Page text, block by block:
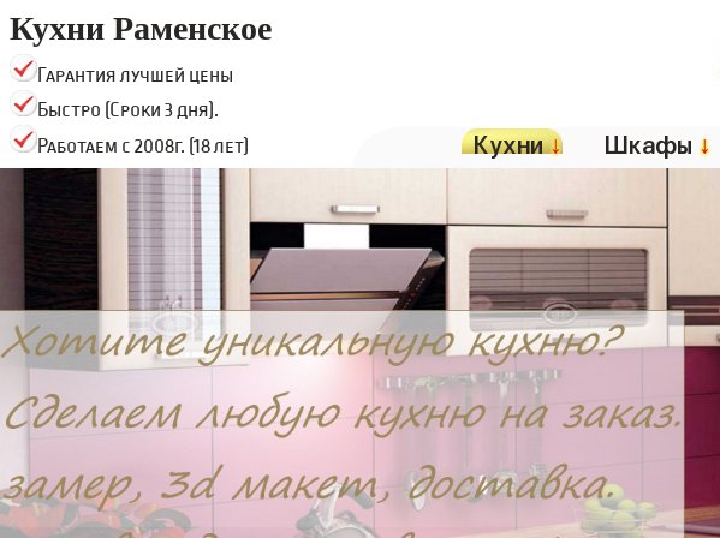
Кухни Раменское
Гарантия лучшей цены
Быстро (Сроки 3 дня).
Работаем с 2008г. (18 лет)
Кухни↓ Шкафы ↓